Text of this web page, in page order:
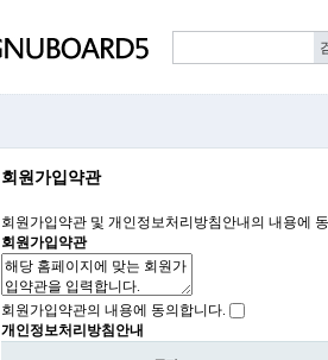
회원가입약관
회원가입약관 및 개인정보처리방침안내의 내용에
회원가입약관
회원가입약관의 내용에 동의합니다.
개인정보처리방침안내